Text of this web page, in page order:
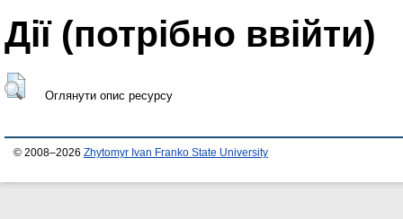
Дії ​​(потрібно ввійти)
Оглянути опис ресурсу
© 2008–2026 Zhytomyr Ivan Franko State University